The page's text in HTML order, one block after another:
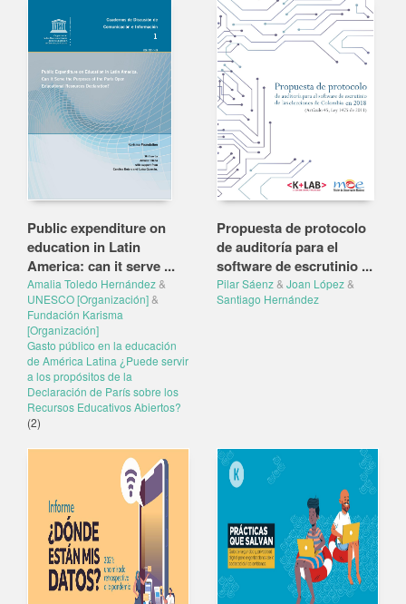
Public expenditure on
education in Latin
America: can it serve ...
Amalia Toledo Hernández&
UNESCO [Organización]&
Fundación Karisma
[Organización]
Gasto público en la educación
de América Latina ¿Puede servir
a los propósitos de la
Declaración de París sobre los
Recursos Educativos Abiertos?
(2)
Propuesta de protocolo
de auditoría para el
software de escrutinio ...
Pilar Sáenz& Joan López&
Santiago Hernández